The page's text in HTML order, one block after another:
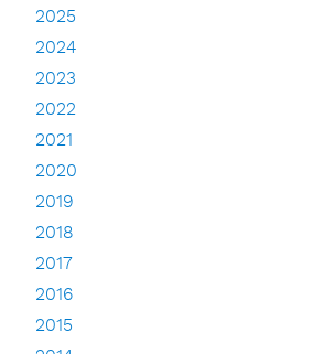
2025
2024
2023
2022
2021
2020
2019
2018
2017
2016
2015